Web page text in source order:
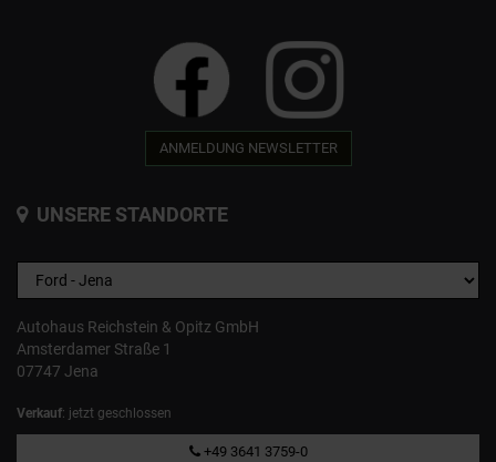
ANMELDUNG NEWSLETTER
UNSERE STANDORTE
Autohaus Reichstein & Opitz GmbH
Amsterdamer Straße 1
07747 Jena
Verkauf: jetzt geschlossen
+49 3641 3759-0